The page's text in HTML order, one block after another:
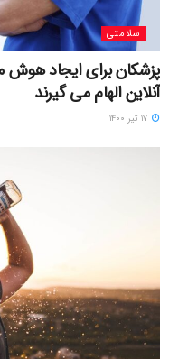
سلامتی
پزشکان برای ایجاد هوش
آنلاین الهام می گیرند